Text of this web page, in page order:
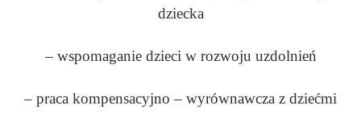
dziecka
– wspomaganie dzieci w rozwoju uzdolnień
– praca kompensacyjno – wyrównawcza z dziećmi